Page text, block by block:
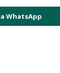
WhatsApp